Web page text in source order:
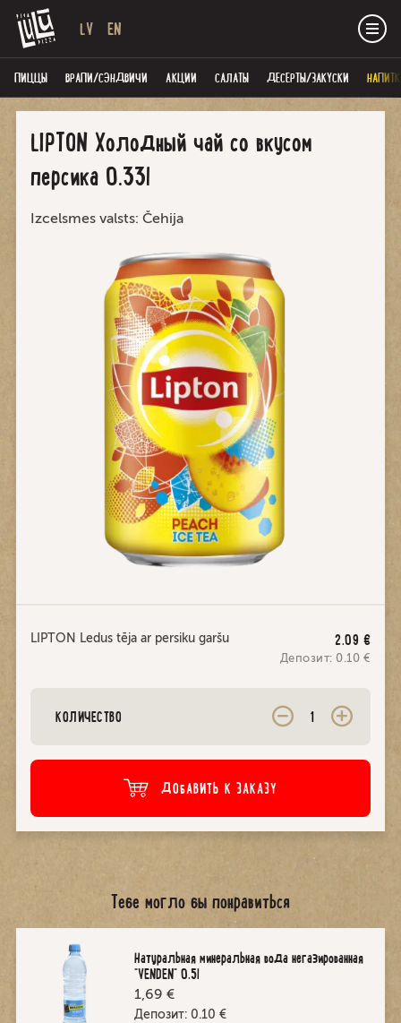
LV EN
ПИЦЦЫ ВРАПИ/СЭНДВИЧИ AКЦИИ САЛАТЫ ДЕСЕРТЫ/ЗАКУСКИ
LIPTON Холодный чай со вкусом
персика 0.33l
Izcelsmes valsts: Čehija
2.09 €
Депозит: 0.10 €
LIPTON Ledus tēja ar persiku garšu
КОЛИЧЕСТВО
ДОБАВИТЬ К ЗАКАЗУ
Тебе могло бы понравиться
Натуральная минеральная вода негазированная
"VENDEN" 0,5l
1,69 €
Депозит: 0.10 €